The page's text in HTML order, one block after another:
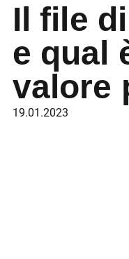
Il file
e qual
valore
19.01.2023